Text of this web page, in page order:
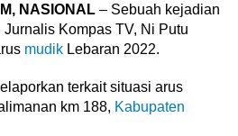
NASIONAL – Sebuah kejadian
Kompas TV, Ni Putu
mudik Lebaran 2022.
terkait situasi arus
km 188, Kabupaten